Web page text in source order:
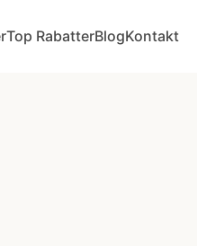
Top RabatterBlogKontakt